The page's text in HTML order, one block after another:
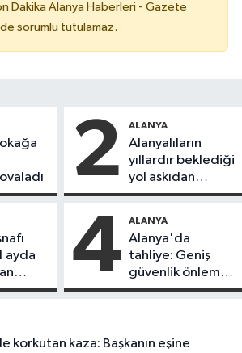
Dakika Alanya Haberleri - Gazete
sorumlu tutulamaz.
2 ALANYA
Alanyalıların
yıllardır beklediği
yol askıdan
döndü
ayda
4 ALANYA
Alanya'da
tahliye: Geniş
güvenlik önlemi
alındı
korkutan kaza: Başkanın eşine